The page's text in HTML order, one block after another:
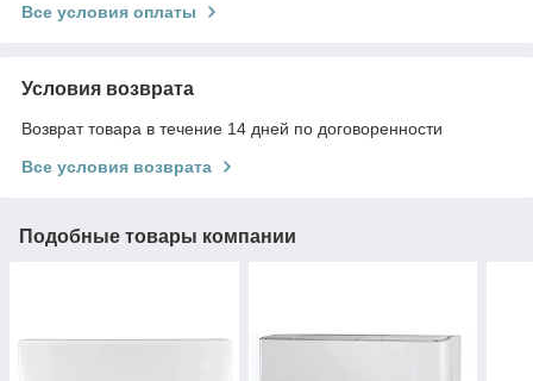
Все условия оплаты
Условия возврата
Возврат товара в течение 14 дней по договоренности
Все условия возврата
Подобные товары компании